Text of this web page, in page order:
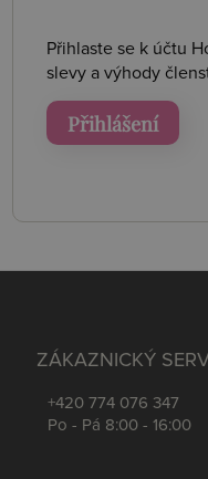
Přihlaste se k účtu
slevy a výhody
Přihlášení
ZÁKAZNICKÝ
+420 774 076 347
Po - Pá 8:00 - 16:00